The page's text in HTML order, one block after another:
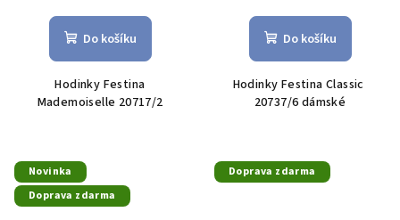
Do košíku
Hodinky Festina
Mademoiselle 20717/2
Do košíku
Hodinky Festina Classic
20737/6 dámské
Novinka
Doprava zdarma
Doprava zdarma